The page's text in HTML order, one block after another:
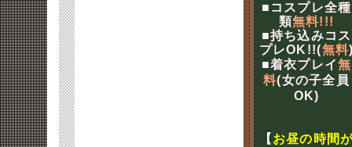
■コスプレ全種
類無料!!!
■持ち込みコス
プレOK!!(無料
■着衣プレイ無
料(女の子全員
OK)
【 お昼の時間